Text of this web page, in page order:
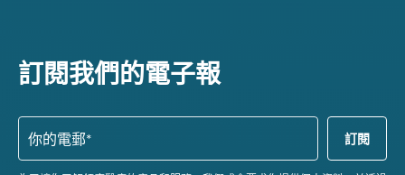
訂閱我們的電子報